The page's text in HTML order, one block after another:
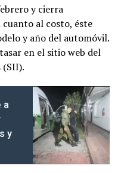
y cierra
al costo, éste
y año del automóvil.
en el sitio web del
(SII).
a
y